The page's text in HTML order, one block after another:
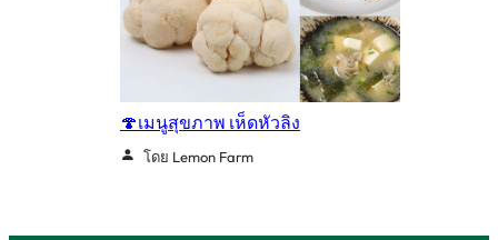
🍄เมนูสุขภาพ เห็ดหัวลิง
โดย Lemon Farm